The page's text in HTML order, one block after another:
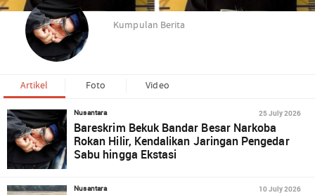
Kumpulan Berita
Artikel Foto Video
Nusantara 25 July 2026
Bareskrim Bekuk Bandar Besar Narkoba
Rokan Hilir, Kendalikan Jaringan Pengedar
Sabu hingga Ekstasi
Nusantara 10 July 2026